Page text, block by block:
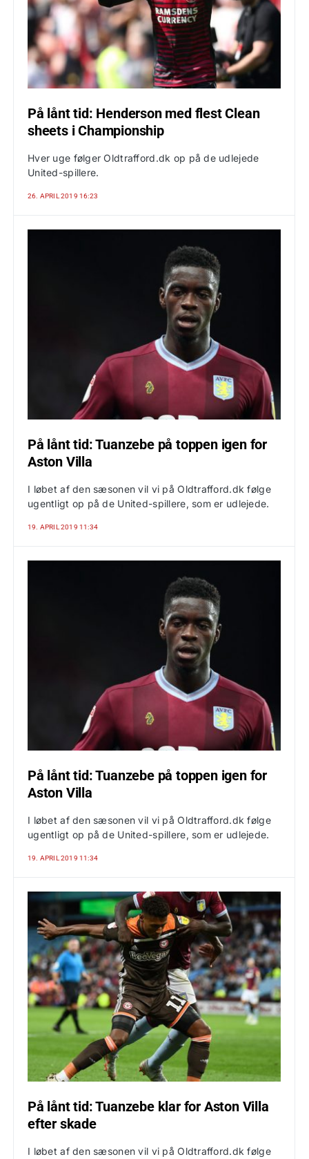
På lånt tid: Henderson med flest Clean
sheets i Championship
Hver uge følger Oldtrafford.dk op på de udlejede
United-spillere.
26. APRIL 2019 16:23
På lånt tid: Tuanzebe på toppen igen for
Aston Villa
I løbet af den sæsonen vil vi på Oldtrafford.dk følge
ugentligt op på de United-spillere, som er udlejede.
19. APRIL 2019 11:34
På lånt tid: Tuanzebe på toppen igen for
Aston Villa
I løbet af den sæsonen vil vi på Oldtrafford.dk følge
ugentligt op på de United-spillere, som er udlejede.
19. APRIL 2019 11:34
På lånt tid: Tuanzebe klar for Aston Villa
efter skade
I løbet af den sæsonen vil vi på Oldtrafford.dk følge